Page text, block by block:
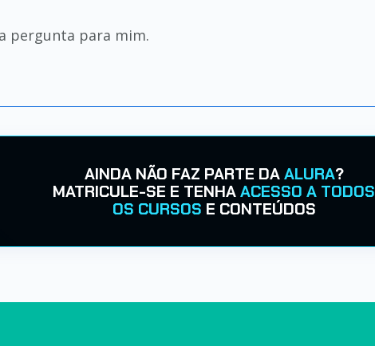
pergunta para mim.
AINDA NÃO FAZ PARTE DAALURA?
MATRICULE-SE E TENHAACESSO A TODOS
OS CURSOS E CONTEÚDOS